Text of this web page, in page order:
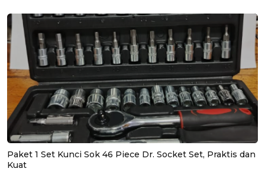
Paket 1 Set Kunci Sok 46 Piece Dr. Socket Set, Praktis dan
Kuat